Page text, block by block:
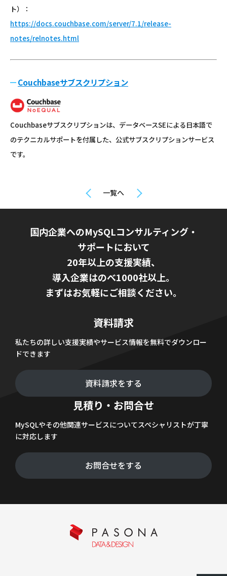
ト）：
https://docs.couchbase.com/server/7.1/release-
notes/relnotes.html
Couchbaseサブスクリプション
Couchbaseサブスクリプションは、データベースSEによる日本語で
のテクニカルサポートを付属した、公式サブスクリプションサービス
です。
一覧へ
国内企業へのMySQLコンサルティング・
サポートにおいて
20年以上の支援実績、
導入企業はのべ1000社以上。
まずはお気軽にご相談ください。
資料請求
私たちの詳しい支援実績やサービス情報を無料でダウンロー
ドできます
資料請求をする
見積り・お問合せ
MySQLやその他関連サービスについてスペシャリストが丁寧
に対応します
お問合せをする